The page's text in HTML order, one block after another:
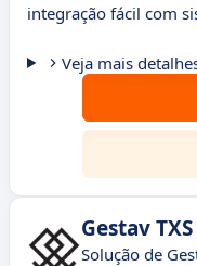
integração fácil com
Veja mais
Gestav TXS
Solução de